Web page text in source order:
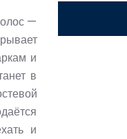
—
и
в
и